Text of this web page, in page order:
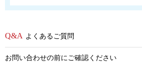
よくあるご質問
お問い合わせの前にご確認ください